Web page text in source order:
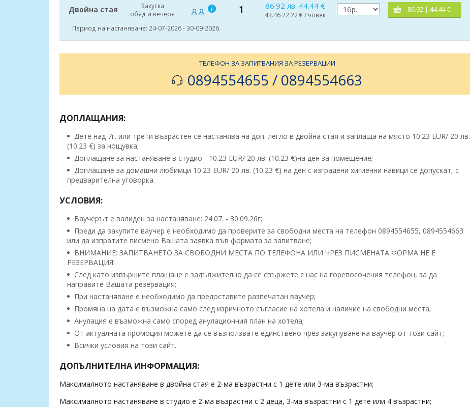
Двойна стая
Закуска
обяд и вечеря
1 86.92 лв. 44.44 €
43.46 22.22 € / човек
86.92 | 44.44 €
Период на настаняване: 24-07-2026 - 30-09-2026.
ТЕЛЕФОН ЗА ЗАПИТВАНИЯ ЗА РЕЗЕРВАЦИИ
0894554655 / 0894554663
ДОПЛАЩАНИЯ:
Дете над 7г. или трети възрастен се настанява на доп. легло в двойна стая и заплаща на място 10.23 EUR/ 20 лв.
(10.23 €) за нощувка;
Доплащане за настаняване в студио - 10.23 EUR/ 20 лв. (10.23 €)на ден за помещение;
Доплащане за домашни любимци 10.23 EUR/ 20 лв. (10.23 €) на ден с изградени хигиенни навици се допускат, с
предварителна уговорка.
УСЛОВИЯ:
Ваучерът е валиден за настаняване: 24.07. - 30.09.26г;
Преди да закупите ваучер е необходимо да проверите за свободни места на телефон 0894554655, 0894554663
или да изпратите писмено Вашата заявка във формата за запитване;
ВНИМАНИЕ: ЗАПИТВАНЕТО ЗА СВОБОДНИ МЕСТА ПО ТЕЛЕФОНА ИЛИ ЧРЕЗ ПИСМЕНАТА ФОРМА НЕ Е
РЕЗЕРВАЦИЯ!
След като извършите плащане е задължително да се свържете с нас на горепосочения телефон, за да
направите Вашата резервация;
При настаняване е необходимо да предоставите разпечатан ваучер;
Промяна на дата е възможна само след изричното съгласие на хотела и наличие на свободни места;
Анулация е възможна само според анулационния план на хотела;
От актуалната промоция можете да се възползвате единствено чрез закупуване на ваучер от този сайт;
Всички условия на този сайт.
ДОПЪЛНИТЕЛНА ИНФОРМАЦИЯ:
Максималното настаняване в двойна стая е 2-ма възрастни с 1 дете или 3-ма възрастни;
Максималното настаняване в студио е 2-ма възрастни с 2 деца, 3-ма възрастни с 1 дете или 4 възрастни;